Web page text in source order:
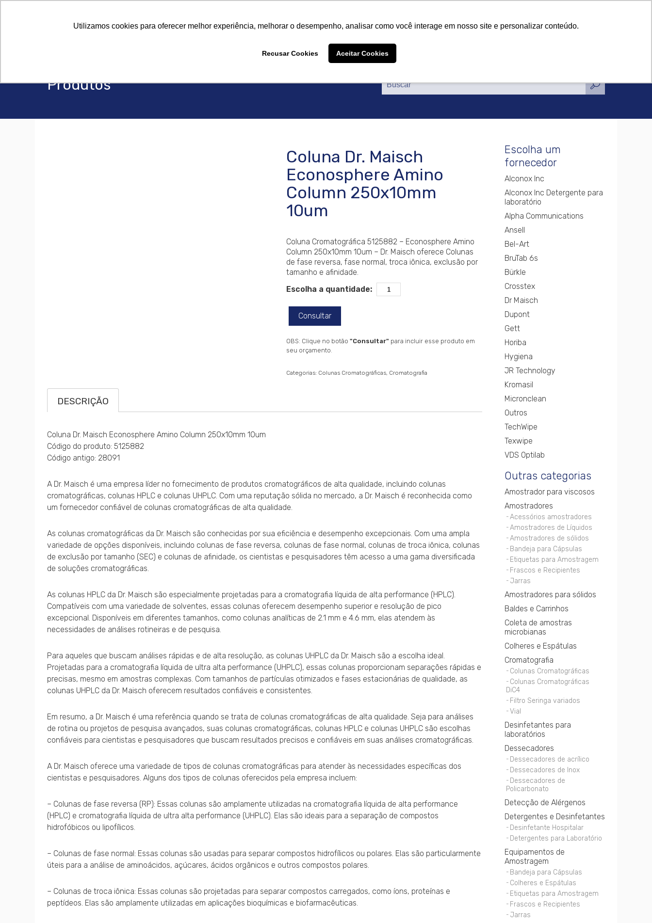
Utilizamos cookies para oferecer melhor experiência, melhorar o desempenho, analisar como você interage em nosso site e personalizar conteúdo.
Recusar Cookies Aceitar Cookies
Sobre nós
Produtos Fornecedores Catálogos Certificações Notícias Contato
Produtos
Coluna Dr. Maisch
Econosphere Amino
Column 250x10mm
10um
Coluna Cromatográfica 5125882 – Econosphere Amino
Column 250x10mm 10um – Dr. Maisch oferece Colunas
de fase reversa, fase normal, troca iônica, exclusão por
tamanho e afinidade.
Escolha a quantidade:
Consultar
OBS: Clique no botão"Consultar" para incluir esse produto em
seu orçamento.
Categorias: Colunas Cromatográficas Cromatografia
DESCRIÇÃO
Coluna Dr. Maisch Econosphere Amino Column 250x10mm 10um
Código do produto: 5125882
Código antigo: 28091
A Dr. Maisch é uma empresa líder no fornecimento de produtos cromatográficos de alta qualidade, incluindo colunas
cromatográficas, colunas HPLC e colunas UHPLC. Com uma reputação sólida no mercado, a Dr. Maisch é reconhecida como
um fornecedor confiável de colunas cromatográficas de alta qualidade.
As colunas cromatográficas da Dr. Maisch são conhecidas por sua eficiência e desempenho excepcionais. Com uma ampla
variedade de opções disponíveis, incluindo colunas de fase reversa, colunas de fase normal, colunas de troca iônica, colunas
de exclusão por tamanho (SEC) e colunas de afinidade, os cientistas e pesquisadores têm acesso a uma gama diversificada
de soluções cromatográficas.
As colunas HPLC da Dr. Maisch são especialmente projetadas para a cromatografia líquida de alta performance (HPLC).
Compatíveis com uma variedade de solventes, essas colunas oferecem desempenho superior e resolução de pico
excepcional. Disponíveis em diferentes tamanhos, como colunas analíticas de 2.1 mm e 4.6 mm, elas atendem às
necessidades de análises rotineiras e de pesquisa.
Para aqueles que buscam análises rápidas e de alta resolução, as colunas UHPLC da Dr. Maisch são a escolha ideal.
Projetadas para a cromatografia líquida de ultra alta performance (UHPLC), essas colunas proporcionam separações rápidas e
precisas, mesmo em amostras complexas. Com tamanhos de partículas otimizados e fases estacionárias de qualidade, as
colunas UHPLC da Dr. Maisch oferecem resultados confiáveis e consistentes.
Em resumo, a Dr. Maisch é uma referência quando se trata de colunas cromatográficas de alta qualidade. Seja para análises
de rotina ou projetos de pesquisa avançados, suas colunas cromatográficas, colunas HPLC e colunas UHPLC são escolhas
confiáveis para cientistas e pesquisadores que buscam resultados precisos e confiáveis em suas análises cromatográficas.
A Dr. Maisch oferece uma variedade de tipos de colunas cromatográficas para atender às necessidades específicas dos
cientistas e pesquisadores. Alguns dos tipos de colunas oferecidos pela empresa incluem:
– Colunas de fase reversa (RP): Essas colunas são amplamente utilizadas na cromatografia líquida de alta performance
(HPLC) e cromatografia líquida de ultra alta performance (UHPLC). Elas são ideais para a separação de compostos
hidrofóbicos ou lipofílicos.
– Colunas de fase normal: Essas colunas são usadas para separar compostos hidrofílicos ou polares. Elas são particularmente
úteis para a análise de aminoácidos, açúcares, ácidos orgânicos e outros compostos polares.
– Colunas de troca iônica: Essas colunas são projetadas para separar compostos carregados, como íons, proteínas e
peptídeos. Elas são amplamente utilizadas em aplicações bioquímicas e biofarmacêuticas.
Escolha um
fornecedor
Alconox Inc
Alconox Inc Detergente para
laboratório
Alpha Communications
Ansell
Bel-Art
BruTab 6s
Bürkle
Crosstex
Dr Maisch
Dupont
Gett
Horiba
Hygiena
JR Technology
Kromasil
Micronclean
Outros
TechWipe
Texwipe
VDS Optilab
Outras categorias
Amostrador para viscosos
Amostradores
Acessórios amostradores
Amostradores de Líquidos
Amostradores de sólidos
Bandeja para Cápsulas
Etiquetas para Amostragem
Frascos e Recipientes
Jarras
Amostradores para sólidos
Baldes e Carrinhos
Coleta de amostras
microbianas
Colheres e Espátulas
Cromatografia
Colunas Cromatográficas
Colunas Cromatográficas
DiC4
Filtro Seringa variados
Vial
Desinfetantes para
laboratórios
Dessecadores
Dessecadores de acrílico
Dessecadores de Inox
Dessecadores de
Policarbonato
Detecção de Alérgenos
Detergentes e Desinfetantes
Desinfetante Hospitalar
Detergentes para Laboratório
Equipamentos de
Amostragem
Bandeja para Cápsulas
Colheres e Espátulas
Etiquetas para Amostragem
Frascos e Recipientes
Jarras